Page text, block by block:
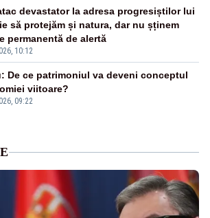
10:12
devastator la adresa progresiștilor lui
să protejăm și natura, dar nu șținem
permanentă de alertă
09:22
De ce patrimoniul va deveni conceptul
viitoare?